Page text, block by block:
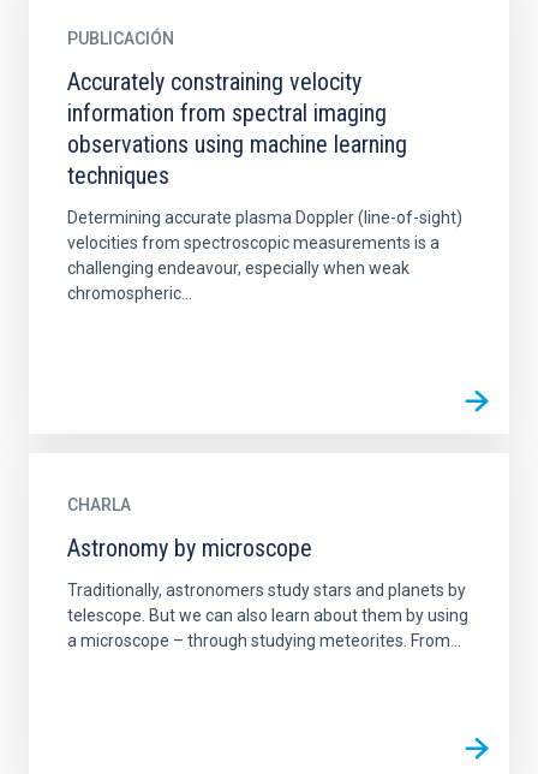
PUBLICACIÓN
Accurately constraining velocity
information from spectral imaging
observations using machine learning
techniques
Determining accurate plasma Doppler (line-of-sight)
velocities from spectroscopic measurements is a
challenging endeavour, especially when weak
chromospheric...
CHARLA
Astronomy by microscope
Traditionally, astronomers study stars and planets by
telescope. But we can also learn about them by using
a microscope – through studying meteorites. From...